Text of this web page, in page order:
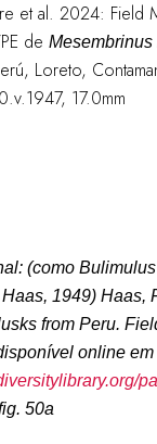
et al. 2024: Field
de Mesembrinus
Loreto,
17.0mm
(como
1949) Haas,
from Peru.
online em
50a